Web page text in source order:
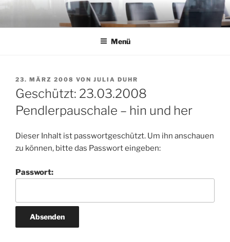
Zum
springen
Menü
VERÖFFENTLICHT
AM
23. MÄRZ 2008 VON JULIA DUHR
Geschützt: 23.03.2008
Pendlerpauschale – hin und her
Dieser Inhalt ist passwortgeschützt. Um ihn anschauen
zu können, bitte das Passwort eingeben:
Passwort: